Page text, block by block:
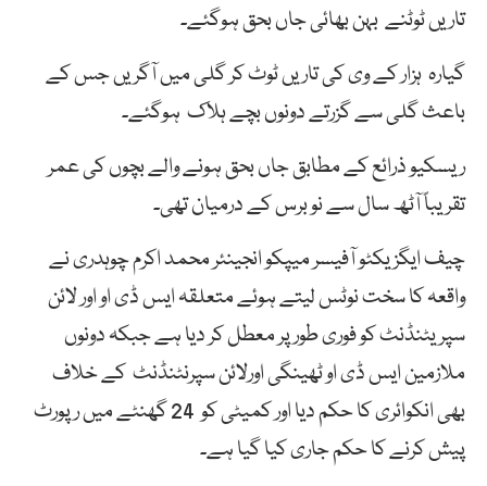
تاریں ٹوٹنے بہن بھائی جاں بحق ہوگئے۔
گیارہ ہزار کے وی کی تاریں ٹوٹ کر گلی میں آگریں جس کے
باعث گلی سے گزرتے دونوں بچے ہلاک ہوگئے۔
ریسکیو ذرائع کے مطابق جاں بحق ہونے والے بچوں کی عمر
تقریباً آٹھ سال سے نو برس کے درمیان تھی۔
چیف ایگزیکٹو آفیسر میپکو انجینئر محمد اکرم چوہدری نے
واقعہ کا سخت نوٹس لیتے ہوئے متعلقہ ایس ڈی او اور لائن
سپریٹنڈنٹ کو فوری طور پر معطل کر دیا ہے جبکہ دونوں
ملازمین ایس ڈی او ٹھینگی اورلائن سپرنٹنڈنٹ کے خلاف
بھی انکوائری کا حکم دیا اور کمیٹی کو 24 گھنٹے میں رپورٹ
پیش کرنے کا حکم جاری کیا گیا ہے۔